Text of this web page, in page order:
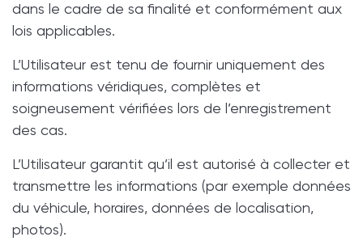
dans le cadre de sa finalité et conformément aux
lois applicables.
L’Utilisateur est tenu de fournir uniquement des
informations véridiques, complètes et
soigneusement vérifiées lors de l’enregistrement
des cas.
L’Utilisateur garantit qu’il est autorisé à collecter et
transmettre les informations (par exemple données
du véhicule, horaires, données de localisation,
photos).